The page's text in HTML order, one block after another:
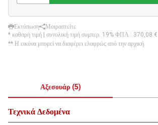
Εκτύπωση
Μοιραστείτε
* καθαρή τιμή | συνολική τιμή συμπερ. 19% ΦΠΑ.: 370,08 €
** Η εικόνα μπορεί να διαφέρει ελαφρώς από την αρχική.
Αξεσουάρ (5)
Τεχνικά Δεδομένα